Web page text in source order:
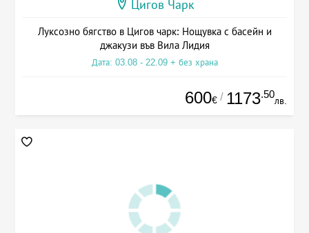
Цигов Чарк
Луксозно бягство в Цигов чарк: Нощувка с басейн и
джакузи във Вила Лидия
Дата: 03.08 - 22.09 + без храна
600€ / 1173.50
лв.